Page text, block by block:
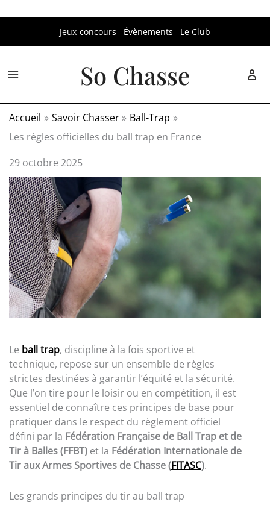
Jeux-concours Évènements Le Club
So Chasse
Accueil Savoir Chasser
Ball-Trap
Les règles officielles du ball trap en France
29 octobre 2025
Le ball trap, discipline à la fois sportive et
technique, repose sur un ensemble de règles
strictes destinées à garantir l’équité et la sécurité.
Que l’on tire pour le loisir ou en compétition, il est
essentiel de connaître ces principes de base pour
pratiquer dans le respect du règlement officiel
défini par la Fédération Française de Ball Trap et de
Tir à Balles (FFBT) et la Fédération Internationale de
Tir aux Armes Sportives de Chasse (FITASC).
Les grands principes du tir au ball trap